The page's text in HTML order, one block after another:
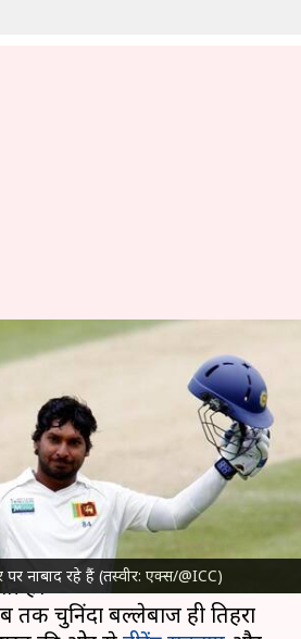
नाबाद रहे हैं (तस्वीर: एक्स/@ICC)
कब-कब बल्लेबाज
के व्यक्तिगत स्कोर
2024 04:19 pm
दोहरा शतक लगाना बल्लेबाजों के
है।
चुनिंदा बल्लेबाज ही तिहरा